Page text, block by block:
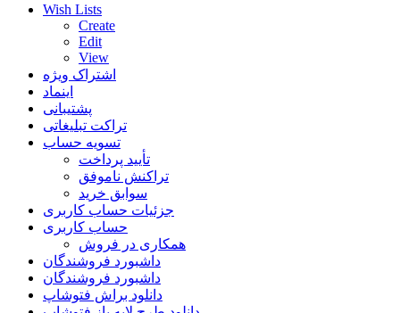
Wish Lists
Create
Edit
View
اشتراک ویژه
اینماد
پشتیبانی
تراکت تبلیغاتی
تسویه حساب
تأیید پرداخت
تراکنش ناموفق
سوابق خرید
جزئیات حساب کاربری
حساب کاربری
همکاری در فروش
داشبورد فروشندگان
داشبورد فروشندگان
دانلود براش فتوشاپ